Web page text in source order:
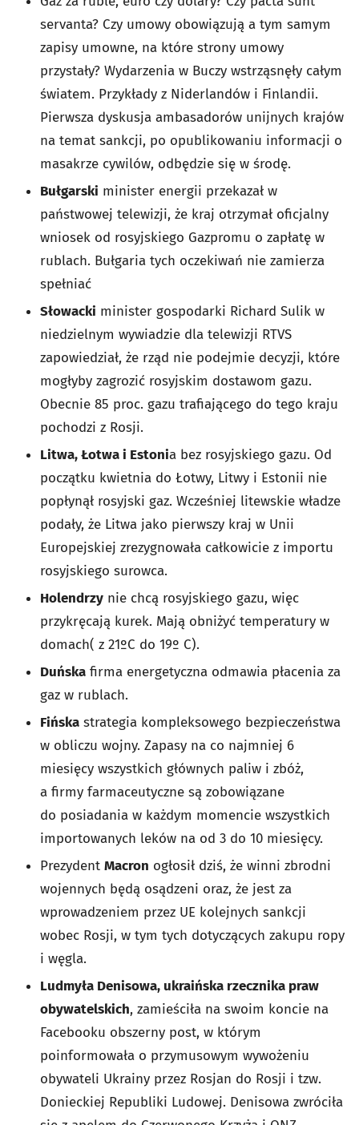
servanta? Czy umowy obowiązują a tym samym
zapisy umowne, na które strony umowy
przystały? Wydarzenia w Buczy wstrząsnęły całym
światem. Przykłady z Niderlandów i Finlandii.
Pierwsza dyskusja ambasadorów unijnych krajów
na temat sankcji, po opublikowaniu informacji o
masakrze cywilów, odbędzie się w środę.
Bułgarski minister energii przekazał w
państwowej telewizji, że kraj otrzymał oficjalny
wniosek od rosyjskiego Gazpromu o zapłatę w
rublach. Bułgaria tych oczekiwań nie zamierza
spełniać
Słowacki minister gospodarki Richard Sulik w
niedzielnym wywiadzie dla telewizji RTVS
zapowiedział, że rząd nie podejmie decyzji, które
mogłyby zagrozić rosyjskim dostawom gazu.
Obecnie 85 proc. gazu trafiającego do tego kraju
pochodzi z Rosji.
Litwa, Łotwa i Estonia bez rosyjskiego gazu. Od
początku kwietnia do Łotwy, Litwy i Estonii nie
popłynął rosyjski gaz. Wcześniej litewskie władze
podały, że Litwa jako pierwszy kraj w Unii
Europejskiej zrezygnowała całkowicie z importu
rosyjskiego surowca.
Holendrzy nie chcą rosyjskiego gazu, więc
przykręcają kurek. Mają obniżyć temperatury w
domach( z 21ºC do 19º C).
Duńska firma energetyczna odmawia płacenia za
gaz w rublach.
Fińska strategia kompleksowego bezpieczeństwa
w obliczu wojny. Zapasy na co najmniej 6
miesięcy wszystkich głównych paliw i zbóż,
a firmy farmaceutyczne są zobowiązane
do posiadania w każdym momencie wszystkich
importowanych leków na od 3 do 10 miesięcy.
Prezydent Macron ogłosił dziś, że winni zbrodni
wojennych będą osądzeni oraz, że jest za
wprowadzeniem przez UE kolejnych sankcji
wobec Rosji, w tym tych dotyczących zakupu ropy
i węgla.
Ludmyła Denisowa, ukraińska rzecznika praw
obywatelskich, zamieściła na swoim koncie na
Facebooku obszerny post, w którym
poinformowała o przymusowym wywożeniu
obywateli Ukrainy przez Rosjan do Rosji i tzw.
Donieckiej Republiki Ludowej. Denisowa zwróciła